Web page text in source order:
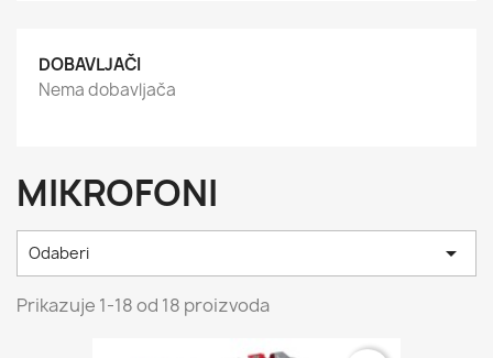
DOBAVLJAČI
Nema dobavljača
MIKROFONI
Odaberi 
Prikazuje 1-18 od 18 proizvoda